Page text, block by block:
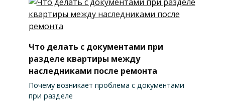
Что делать с документами при
разделе квартиры между
наследниками после ремонта
Почему возникает проблема с документами
при разделе